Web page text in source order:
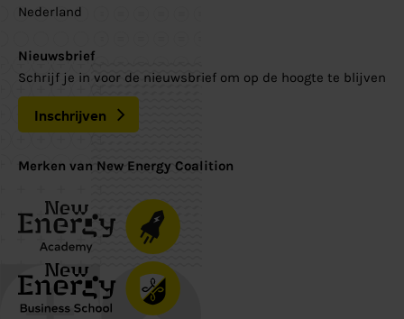
Nederland
Nieuwsbrief
Schrijf je in voor de nieuwsbrief om op de hoogte te blijven
Inschrijven
Merken van New Energy Coalition